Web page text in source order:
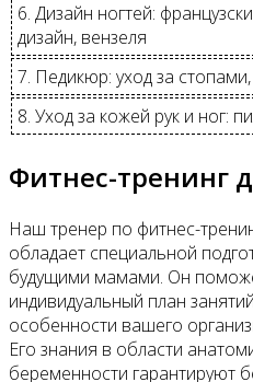
6. Дизайн ногтей:
дизайн, вензеля
7. Педикюр: уход за
8. Уход за кожей рук и ног:
Фитнес-тренинг
Наш тренер по фитнес-
обладает специальной
будущими мамами. Он
индивидуальный план
особенности вашего
Его знания в области
беременности гарантируют